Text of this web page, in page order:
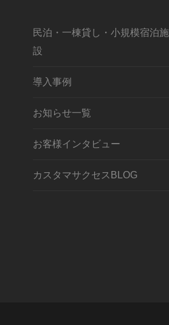
民泊・一棟貸し・小規模宿泊施
設
導入事例
お知らせ一覧
お客様インタビュー
カスタマサクセスBLOG